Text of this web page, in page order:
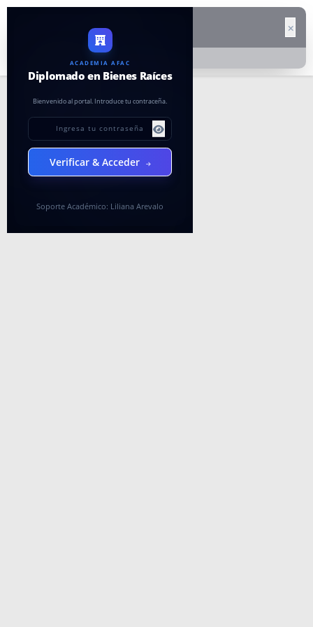
ACADEMIA AFAC
Diplomado en Bienes Raíces
Bienvenido al portal. Introduce tu contraceña.
Verificar & Acceder
Soporte Académico: Liliana Arevalo